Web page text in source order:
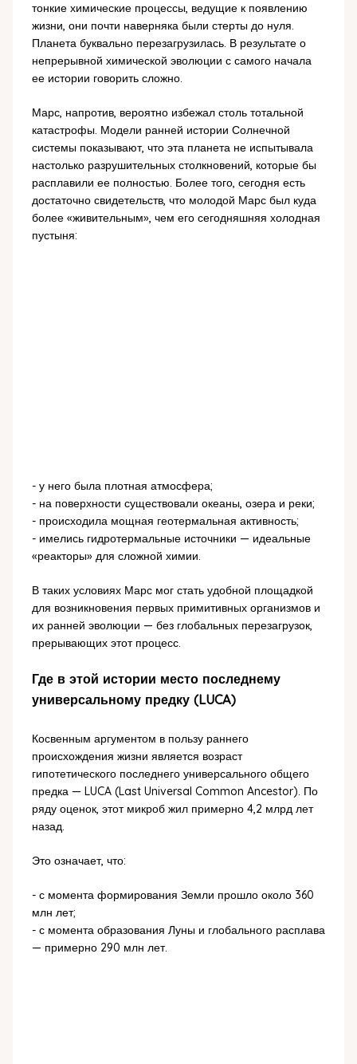
тонкие химические процессы, ведущие к появлению
жизни, они почти наверняка были стерты до нуля.
Планета буквально перезагрузилась. В результате о
непрерывной химической эволюции с самого начала
ее истории говорить сложно.
Марс, напротив, вероятно избежал столь тотальной
катастрофы. Модели ранней истории Солнечной
системы показывают, что эта планета не испытывала
настолько разрушительных столкновений, которые бы
расплавили ее полностью. Более того, сегодня есть
достаточно свидетельств, что молодой Марс был куда
более «живительным», чем его сегодняшняя холодная
пустыня:
- у него была плотная атмосфера;
- на поверхности существовали океаны, озера и реки;
- происходила мощная геотермальная активность;
- имелись гидротермальные источники — идеальные
«реакторы» для сложной химии.
В таких условиях Марс мог стать удобной площадкой
для возникновения первых примитивных организмов и
их ранней эволюции — без глобальных перезагрузок,
прерывающих этот процесс.
Где в этой истории место последнему
универсальному предку (LUCA)
Косвенным аргументом в пользу раннего
происхождения жизни является возраст
гипотетического последнего универсального общего
предка — LUCA (Last Universal Common Ancestor). По
ряду оценок, этот микроб жил примерно 4,2 млрд лет
назад.
Это означает, что:
- с момента формирования Земли прошло около 360
млн лет;
- с момента образования Луны и глобального расплава
— примерно 290 млн лет.